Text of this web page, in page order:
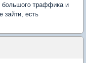
большого траффика и
зайти, есть